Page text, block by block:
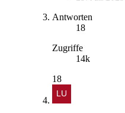
Antworten
18
Zugriffe
14k
18